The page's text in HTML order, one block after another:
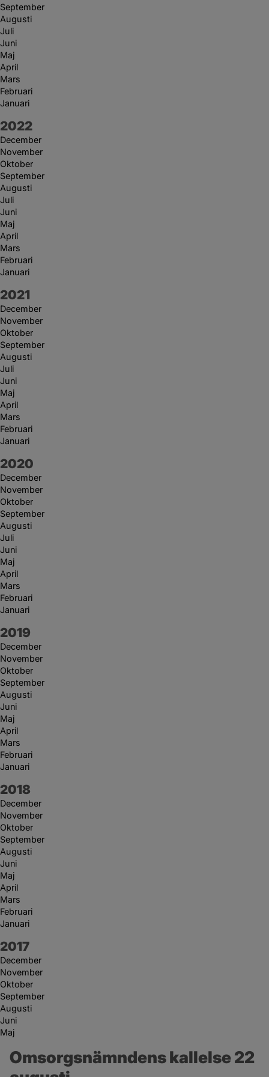
September
Augusti
Juli
Juni
Maj
April
Mars
Februari
Januari
År:
2022
December
November
Oktober
September
Augusti
Juli
Juni
Maj
April
Mars
Februari
Januari
År:
2021
December
November
Oktober
September
Augusti
Juli
Juni
Maj
April
Mars
Februari
Januari
År:
2020
December
November
Oktober
September
Augusti
Juli
Juni
Maj
April
Mars
Februari
Januari
År:
2019
December
November
Oktober
September
Augusti
Juni
Maj
April
Mars
Februari
Januari
År:
2018
December
November
Oktober
September
Augusti
Juni
Maj
April
Mars
Februari
Januari
År:
2017
December
November
Oktober
September
Augusti
Juni
Maj
Omsorgsnämndens kallelse 22